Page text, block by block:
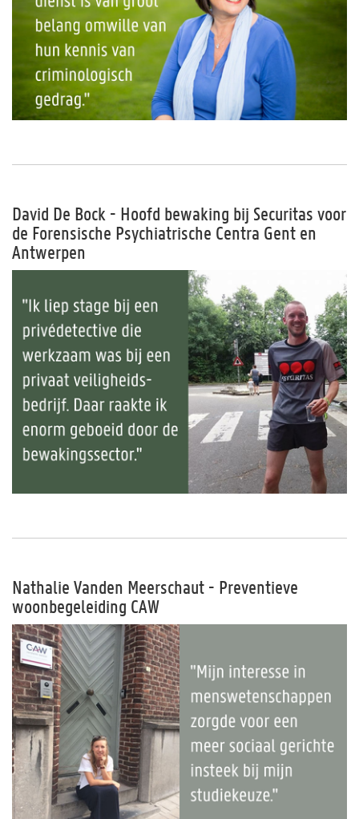
David De Bock - Hoofd bewaking bij Securitas voor
de Forensische Psychiatrische Centra Gent en
Antwerpen
Nathalie Vanden Meerschaut - Preventieve
woonbegeleiding CAW